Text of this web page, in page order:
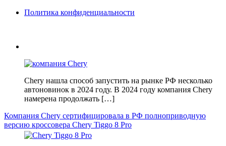
Политика конфиденциальности
Chery нашла способ запустить на рынке РФ несколько
автоновинок в 2024 году. В 2024 году компания Chery
намерена продолжать […]
Компания Chery сертифицировала в РФ полноприводную
версию кроссовера Chery Tiggo 8 Pro